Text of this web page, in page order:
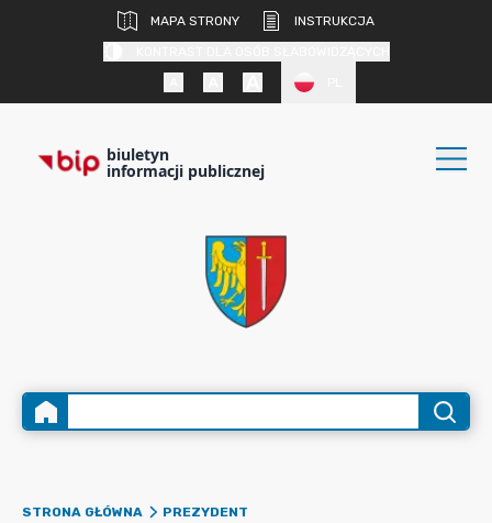
MAPA STRONY
INSTRUKCJA
biuletyn
informacji publicznej
STRONA GŁÓWNA
PREZYDENT